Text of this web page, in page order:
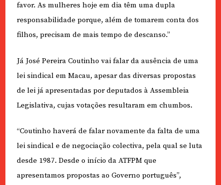
favor. As mulheres hoje em dia têm uma dupla
responsabilidade porque, além de tomarem conta dos
filhos, precisam de mais tempo de descanso.”
Já José Pereira Coutinho vai falar da ausência de uma
lei sindical em Macau, apesar das diversas propostas
de lei já apresentadas por deputados à Assembleia
Legislativa, cujas votações resultaram em chumbos.
“Coutinho haverá de falar novamente da falta de uma
lei sindical e de negociação colectiva, pela qual se luta
desde 1987. Desde o início da ATFPM que
apresentamos propostas ao Governo português”,